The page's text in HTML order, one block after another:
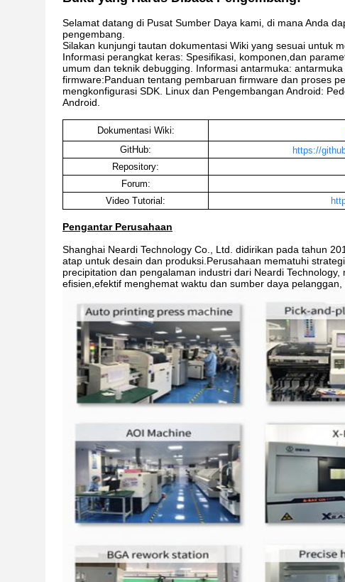
Selamat datang di Pusat Sumber Daya kami, di mana Anda
pengembang.
Silakan kunjungi tautan dokumentasi Wiki yang sesuai untuk
Informasi perangkat keras: Spesifikasi, komponen,dan
umum dan teknik debugging. Informasi antarmuka:
firmware:Panduan tentang pembaruan firmware dan proses
mengkonfigurasi SDK. Linux dan Pengembangan Android:
Android.
Dokumentasi Wiki:
GitHub:
https://
Repository:
Forum:
Video Tutorial:
Pengantar Perusahaan
Shanghai Neardi Technology Co., Ltd. didirikan pada tahun
atap untuk desain dan produksi.Perusahaan mematuhi
precipitation dan pengalaman industri dari Neardi
efisien,efektif menghemat waktu dan sumber daya